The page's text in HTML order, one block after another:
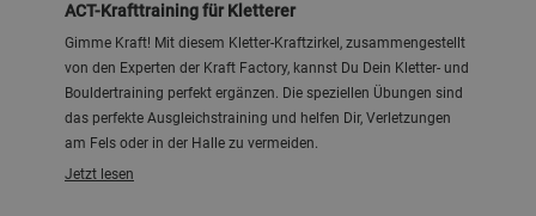
ACT-Krafttraining für Kletterer
Gimme Kraft! Mit diesem Kletter-Kraftzirkel, zusammengestellt
von den Experten der Kraft Factory, kannst Du Dein Kletter- und
Bouldertraining perfekt ergänzen. Die speziellen Übungen sind
das perfekte Ausgleichstraining und helfen Dir, Verletzungen
am Fels oder in der Halle zu vermeiden.
Jetzt lesen